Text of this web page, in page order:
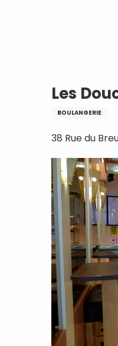
Les
BOULANGERIE
38 Rue du